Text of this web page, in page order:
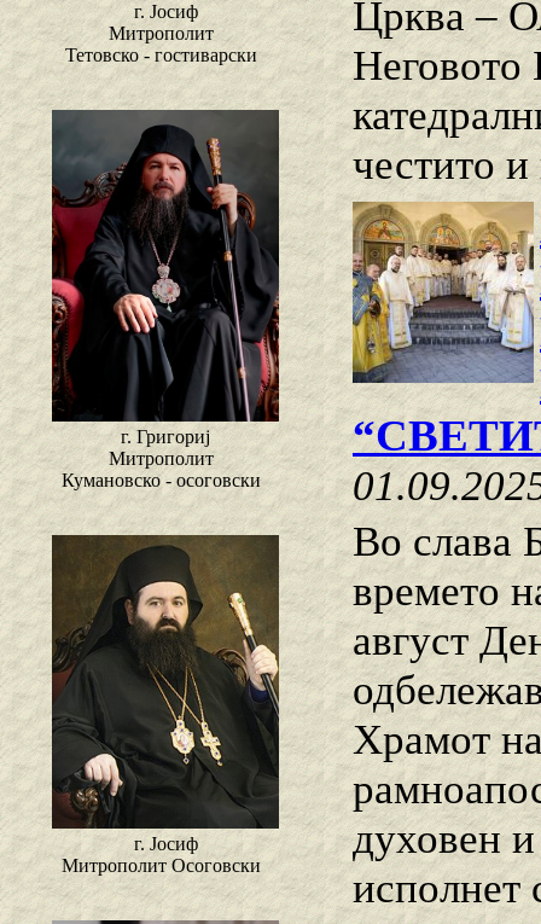
г. Јосиф
Митрополит
Тетовско - гостиварски
г. Григориј
Митрополит
Кумановско - осоговски
г. Јосиф
Митрополит Осоговски
Црква –
Неговото
честито
Во слава
времето
август
Храмот
духовен